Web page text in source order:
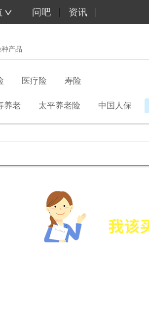
问吧 资讯
产品
医疗险 寿险
养老 太平养老险 中国人保